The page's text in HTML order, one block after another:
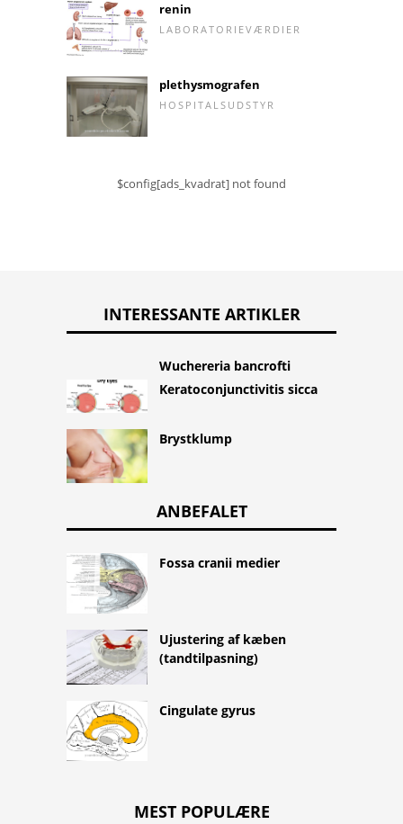
renin
LABORATORIEVÆRDIER
plethysmografen
HOSPITALSUDSTYR
$config[ads_kvadrat] not found
INTERESSANTE ARTIKLER
Wuchereria bancrofti
Keratoconjunctivitis sicca
Brystklump
ANBEFALET
Fossa cranii medier
Ujustering af kæben
(tandtilpasning)
Cingulate gyrus
MEST POPULÆRE